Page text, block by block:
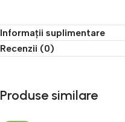
Informații suplimentare
Recenzii (0)
Produse similare